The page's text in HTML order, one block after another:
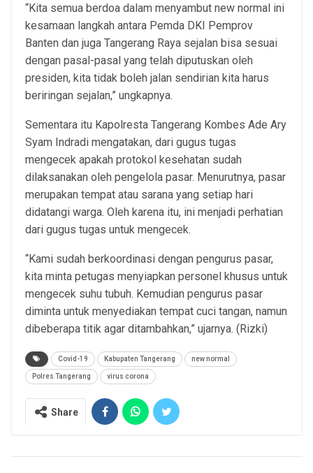
“Kita semua berdoa dalam menyambut new normal ini
kesamaan langkah antara Pemda DKI Pemprov
Banten dan juga Tangerang Raya sejalan bisa sesuai
dengan pasal-pasal yang telah diputuskan oleh
presiden, kita tidak boleh jalan sendirian kita harus
beriringan sejalan,” ungkapnya.
Sementara itu Kapolresta Tangerang Kombes Ade Ary
Syam Indradi mengatakan, dari gugus tugas
mengecek apakah protokol kesehatan sudah
dilaksanakan oleh pengelola pasar. Menurutnya, pasar
merupakan tempat atau sarana yang setiap hari
didatangi warga. Oleh karena itu, ini menjadi perhatian
dari gugus tugas untuk mengecek.
“Kami sudah berkoordinasi dengan pengurus pasar,
kita minta petugas menyiapkan personel khusus untuk
mengecek suhu tubuh. Kemudian pengurus pasar
diminta untuk menyediakan tempat cuci tangan, namun
dibeberapa titik agar ditambahkan,” ujarnya. (Rizki)
Covid-19 Kabupaten Tangerang new normal
Polres Tangerang virus corona
Share